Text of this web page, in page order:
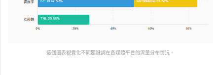
這個圖表視覺化不同關鍵詞在各媒體平台的流量分布情況。